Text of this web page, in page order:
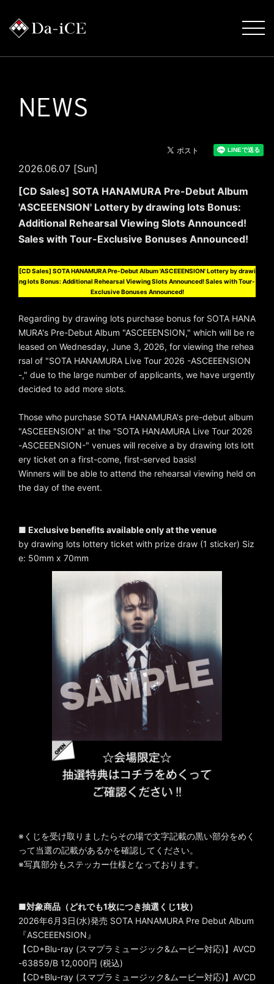
NEWS
2026.06.07 [Sun]
[CD Sales] SOTA HANAMURA Pre-Debut Album
'ASCEEENSION' Lottery by drawing lots Bonus:
Additional Rehearsal Viewing Slots Announced!
Sales with Tour-Exclusive Bonuses Announced!
[CD Sales] SOTA HANAMURA Pre-Debut Album 'ASCEEENSION' Lottery by drawi
ng lots Bonus: Additional Rehearsal Viewing Slots Announced! Sales with Tour-
Exclusive Bonuses Announced!
Regarding by drawing lots purchase bonus for SOTA HANA
MURA's Pre-Debut Album "ASCEEENSION," which will be re
leased on Wednesday, June 3, 2026, for viewing the rehea
rsal of "SOTA HANAMURA Live Tour 2026 -ASCEEENSION
-," due to the large number of applicants, we have urgently
decided to add more slots.
Those who purchase SOTA HANAMURA's pre-debut album
"ASCEEENSION" at the "SOTA HANAMURA Live Tour 2026
-ASCEEENSION-" venues will receive a by drawing lots lott
ery ticket on a first-come, first-served basis!
Winners will be able to attend the rehearsal viewing held on
the day of the event.
■ Exclusive benefits available only at the venue
by drawing lots lottery ticket with prize draw (1 sticker) Siz
e: 50mm x 70mm
※くじを受け取りましたらその場で文字記載の黒い部分をめく
って当選の記載があるかを確認してください。
※写真部分もステッカー仕様となっております。
■対象商品（どれでも1枚につき抽選くじ1枚）
2026年6月3日(水)発売 SOTA HANAMURA Pre Debut Album
『ASCEEENSION』
【CD+Blu-ray (スマプラミュージック&ムービー対応)】AVCD
-63859/B 12,000円 (税込)
【CD+Blu-ray (スマプラミュージック&ムービー対応)】AVCD